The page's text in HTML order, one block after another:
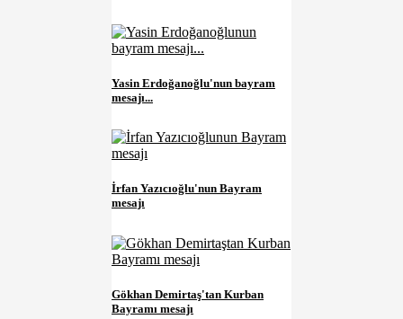
Yasin Erdoğanoğlu'nun bayram
mesajı...
İrfan Yazıcıoğlu'nun Bayram
mesajı
Gökhan Demirtaş'tan Kurban
Bayramı mesajı